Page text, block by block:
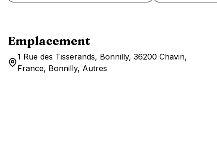
Emplacement
1 Rue des Tisserands, Bonnilly, 36200 Chavin,
France, Bonnilly, Autres